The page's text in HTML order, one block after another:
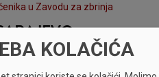
u Zavodu za zbrinja
istraživačkih projekata bez
tematske sjednice o reformi
KOLAČIĆA